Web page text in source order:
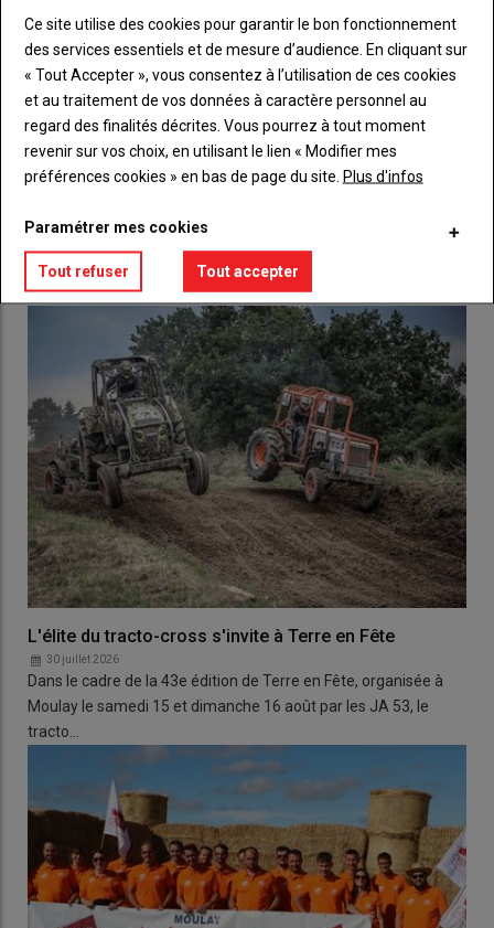
titre
TITRE CRÉEZ UN COMPTE
BodyChoisissez votre formule et créez votre
compte pour accéder à tout l'Agri53.
Lien
LES PLUS LUS
L'élite du tracto-cross s'invite à Terre en Fête
30 juillet 2026
Dans le cadre de la 43e édition de Terre en Fête, organisée à
Moulay le samedi 15 et dimanche 16 août par les JA 53, le
tracto…
Ce site utilise des cookies pour garantir le bon fonctionnement
des services essentiels et de mesure d’audience. En cliquant sur
« Tout Accepter », vous consentez à l’utilisation de ces cookies
et au traitement de vos données à caractère personnel au
regard des finalités décrites. Vous pourrez à tout moment
revenir sur vos choix, en utilisant le lien « Modifier mes
préférences cookies » en bas de page du site. Plus d'infos
Paramétrer mes cookies
Tout refuser Tout accepter